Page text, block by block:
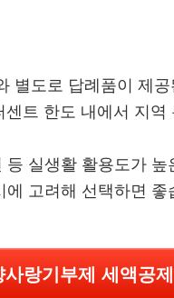
별도로 답례품이 제
트 한도 내에서 지역
실생활 활용도가 높
고려해 선택하면 좋
사랑기부제 세액공